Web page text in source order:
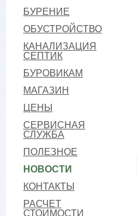
БУРЕНИЕ
ОБУСТРОЙСТВО
КАНАЛИЗАЦИЯ
СЕПТИК
БУРОВИКАМ
МАГАЗИН
ЦЕНЫ
СЕРВИСНАЯ
СЛУЖБА
ПОЛЕЗНОЕ
НОВОСТИ
КОНТАКТЫ
РАСЧЕТ
СТОИМОСТИ